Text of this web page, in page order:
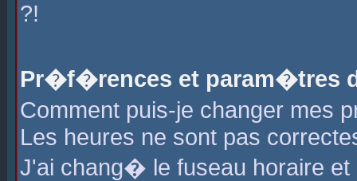
?!
Pr�f�rences et param�tres
Comment puis-je changer mes
Les heures ne sont pas
J'ai chang� le fuseau horaire